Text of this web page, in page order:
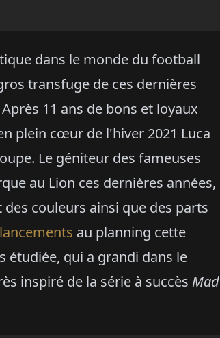
dans le monde du football
transfuge de ces dernières
11 ans de bons et loyaux
plein cœur de l'hiver 2021 Luca
Le géniteur des fameuses
au Lion ces dernières années,
couleurs ainsi que des parts
au planning cette
étudiée, qui a grandi dans le
inspiré de la série à succès Mad